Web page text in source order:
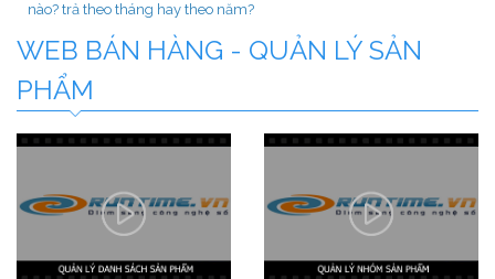
nào? trả theo tháng hay theo năm?
WEB BÁN HÀNG - QUẢN LÝ SẢN
PHẨM